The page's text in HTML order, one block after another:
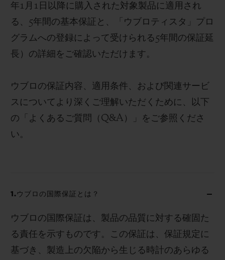
年1月1日以降に購入された対象製品に適用され
る、5年間の基本保証と、「ウブロティスタ」プロ
グラムへの登録によって受けられる5年間の保証延
長）の詳細をご確認いただけます。
ウブロの保証内容、適用条件、および関連サービ
スについてより深くご理解いただくために、以下
の「よくあるご質問（Q&A）」をご参照くださ
い。
1.ウブロの国際保証とは？
ウブロの国際保証は、製品の品質に対する確固た
る責任を示すものです。この保証は、保証規定に
基づき、製造上の欠陥から生じる時計のあらゆる